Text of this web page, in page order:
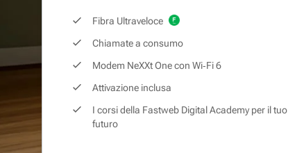
Fibra Ultraveloce
Chiamate a consumo
Modem NeXXt One con Wi‑Fi 6
Attivazione inclusa
I corsi della Fastweb Digital Academy per il tuo
futuro